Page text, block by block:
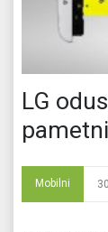
LG
Mobilni